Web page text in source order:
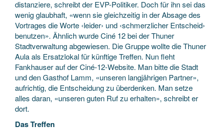
distanziere, schreibt der EVP-Politiker. Doch für ihn sei das
wenig glaubhaft, «wenn sie gleichzeitig in der Absage des
Vortrages die Worte ‹leider› und ‹schmerzlicher Entscheid›
benutzen». Ähnlich wurde Ciné 12 bei der Thuner
Stadtverwaltung abgewiesen. Die Gruppe wollte die Thuner
Aula als Ersatzlokal für künftige Treffen. Nun fleht
Fankhauser auf der Ciné-12-Website. Man bitte die Stadt
und den Gasthof Lamm, «unseren langjährigen Partner»,
aufrichtig, die Entscheidung zu überdenken. Man setze
alles daran, «unseren guten Ruf zu erhalten», schreibt er
dort.
Das Treffen